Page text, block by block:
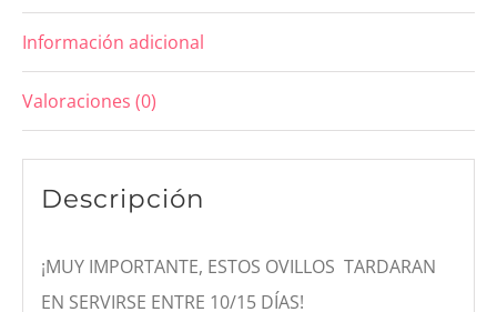
cantidad
Información adicional
Valoraciones (0)
Descripción
¡MUY IMPORTANTE, ESTOS OVILLOS TARDARAN
EN SERVIRSE ENTRE 10/15 DÍAS!